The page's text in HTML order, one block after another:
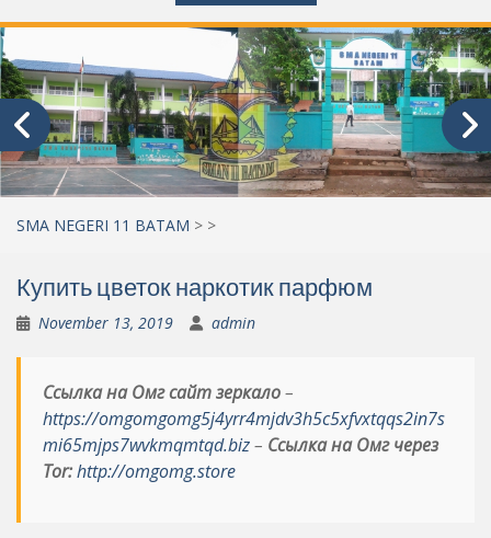
SMA NEGERI 11 BATAM > >
Купить цветок наркотик парфюм
November 13, 2019 admin
Ссылка на Омг сайт зеркало–
https://omgomgomg5j4yrr4mjdv3h5c5xfvxtqqs2in7s
mi65mjps7wvkmqmtqd.biz– Ссылка на Омг через
Tor:http://omgomg.store